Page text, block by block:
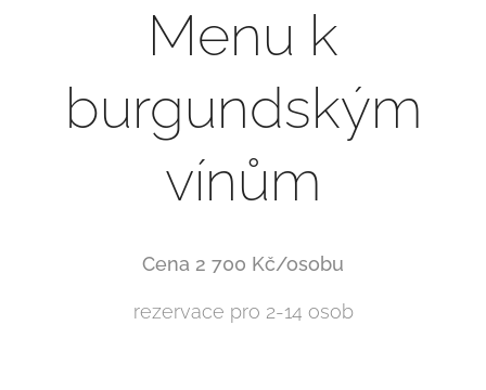
Menu k
burgundským
vínům
Cena 2 700 Kč/osobu
rezervace pro 2-14 osob